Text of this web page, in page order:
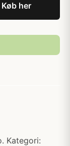
Køb her
Kategori: